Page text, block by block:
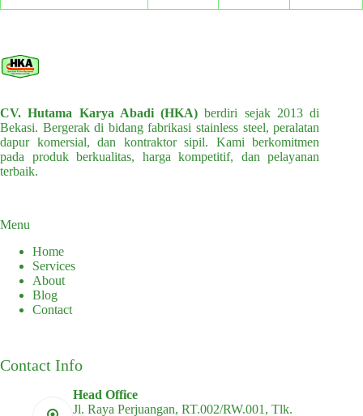
CV. Hutama Karya Abadi (HKA) berdiri sejak 2013 di
Bekasi. Bergerak di bidang fabrikasi stainless steel, peralatan
dapur komersial, dan kontraktor sipil. Kami berkomitmen
pada produk berkualitas, harga kompetitif, dan pelayanan
terbaik.
Menu
Home
Services
About
Blog
Contact
Contact Info
Head Office
Jl. Raya Perjuangan, RT.002/RW.001, Tlk.